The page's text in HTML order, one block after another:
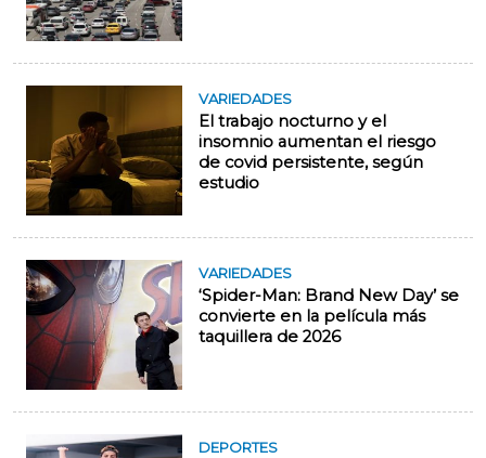
VARIEDADES
El trabajo nocturno y el
insomnio aumentan el riesgo
de covid persistente, según
estudio
VARIEDADES
‘Spider-Man: Brand New Day’ se
convierte en la película más
taquillera de 2026
DEPORTES